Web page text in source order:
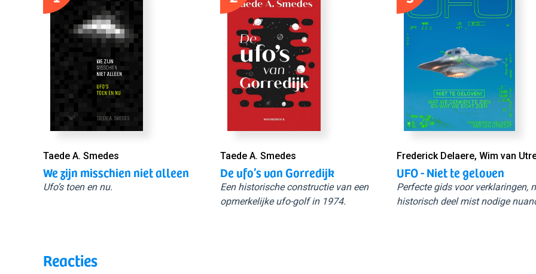
Taede A. Smedes
We zijn misschien niet alleen
Ufo’s toen en nu.
Taede A. Smedes
De ufo’s van Gorredijk
Een historische constructie van een
opmerkelijke ufo-golf in 1974.
Frederick Delaere, Wim van
UFO - Niet te geloven
Perfecte gids voor verklaringen,
historisch deel mist nodige
Reacties